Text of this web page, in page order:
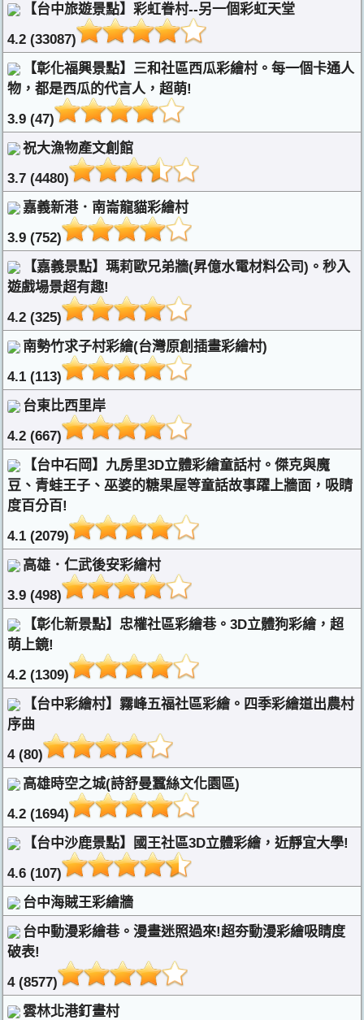
【台中旅遊景點】彩虹眷村--另一個彩虹天堂
4.2 (33087)
【彰化福興景點】三和社區西瓜彩繪村。每一個卡通人
物，都是西瓜的代言人，超萌!
3.9 (47)
祝大漁物產文創館
3.7 (4480)
嘉義新港．南崙龍貓彩繪村
3.9 (752)
【嘉義景點】瑪莉歐兄弟牆(昇億水電材料公司)。秒入
遊戲場景超有趣!
4.2 (325)
南勢竹求子村彩繪(台灣原創插畫彩繪村)
4.1 (113)
台東比西里岸
4.2 (667)
【台中石岡】九房里3D立體彩繪童話村。傑克與魔
豆、青蛙王子、巫婆的糖果屋等童話故事躍上牆面，吸睛
度百分百!
4.1 (2079)
高雄．仁武後安彩繪村
3.9 (498)
【彰化新景點】忠權社區彩繪巷。3D立體狗彩繪，超
萌上鏡!
4.2 (1309)
【台中彩繪村】霧峰五福社區彩繪。四季彩繪道出農村
序曲
4 (80)
高雄時空之城(詩舒曼蠶絲文化園區)
4.2 (1694)
【台中沙鹿景點】國王社區3D立體彩繪，近靜宜大學!
4.6 (107)
台中海賊王彩繪牆
台中動漫彩繪巷。漫畫迷照過來!超夯動漫彩繪吸睛度
破表!
4 (8577)
雲林北港釘畫村